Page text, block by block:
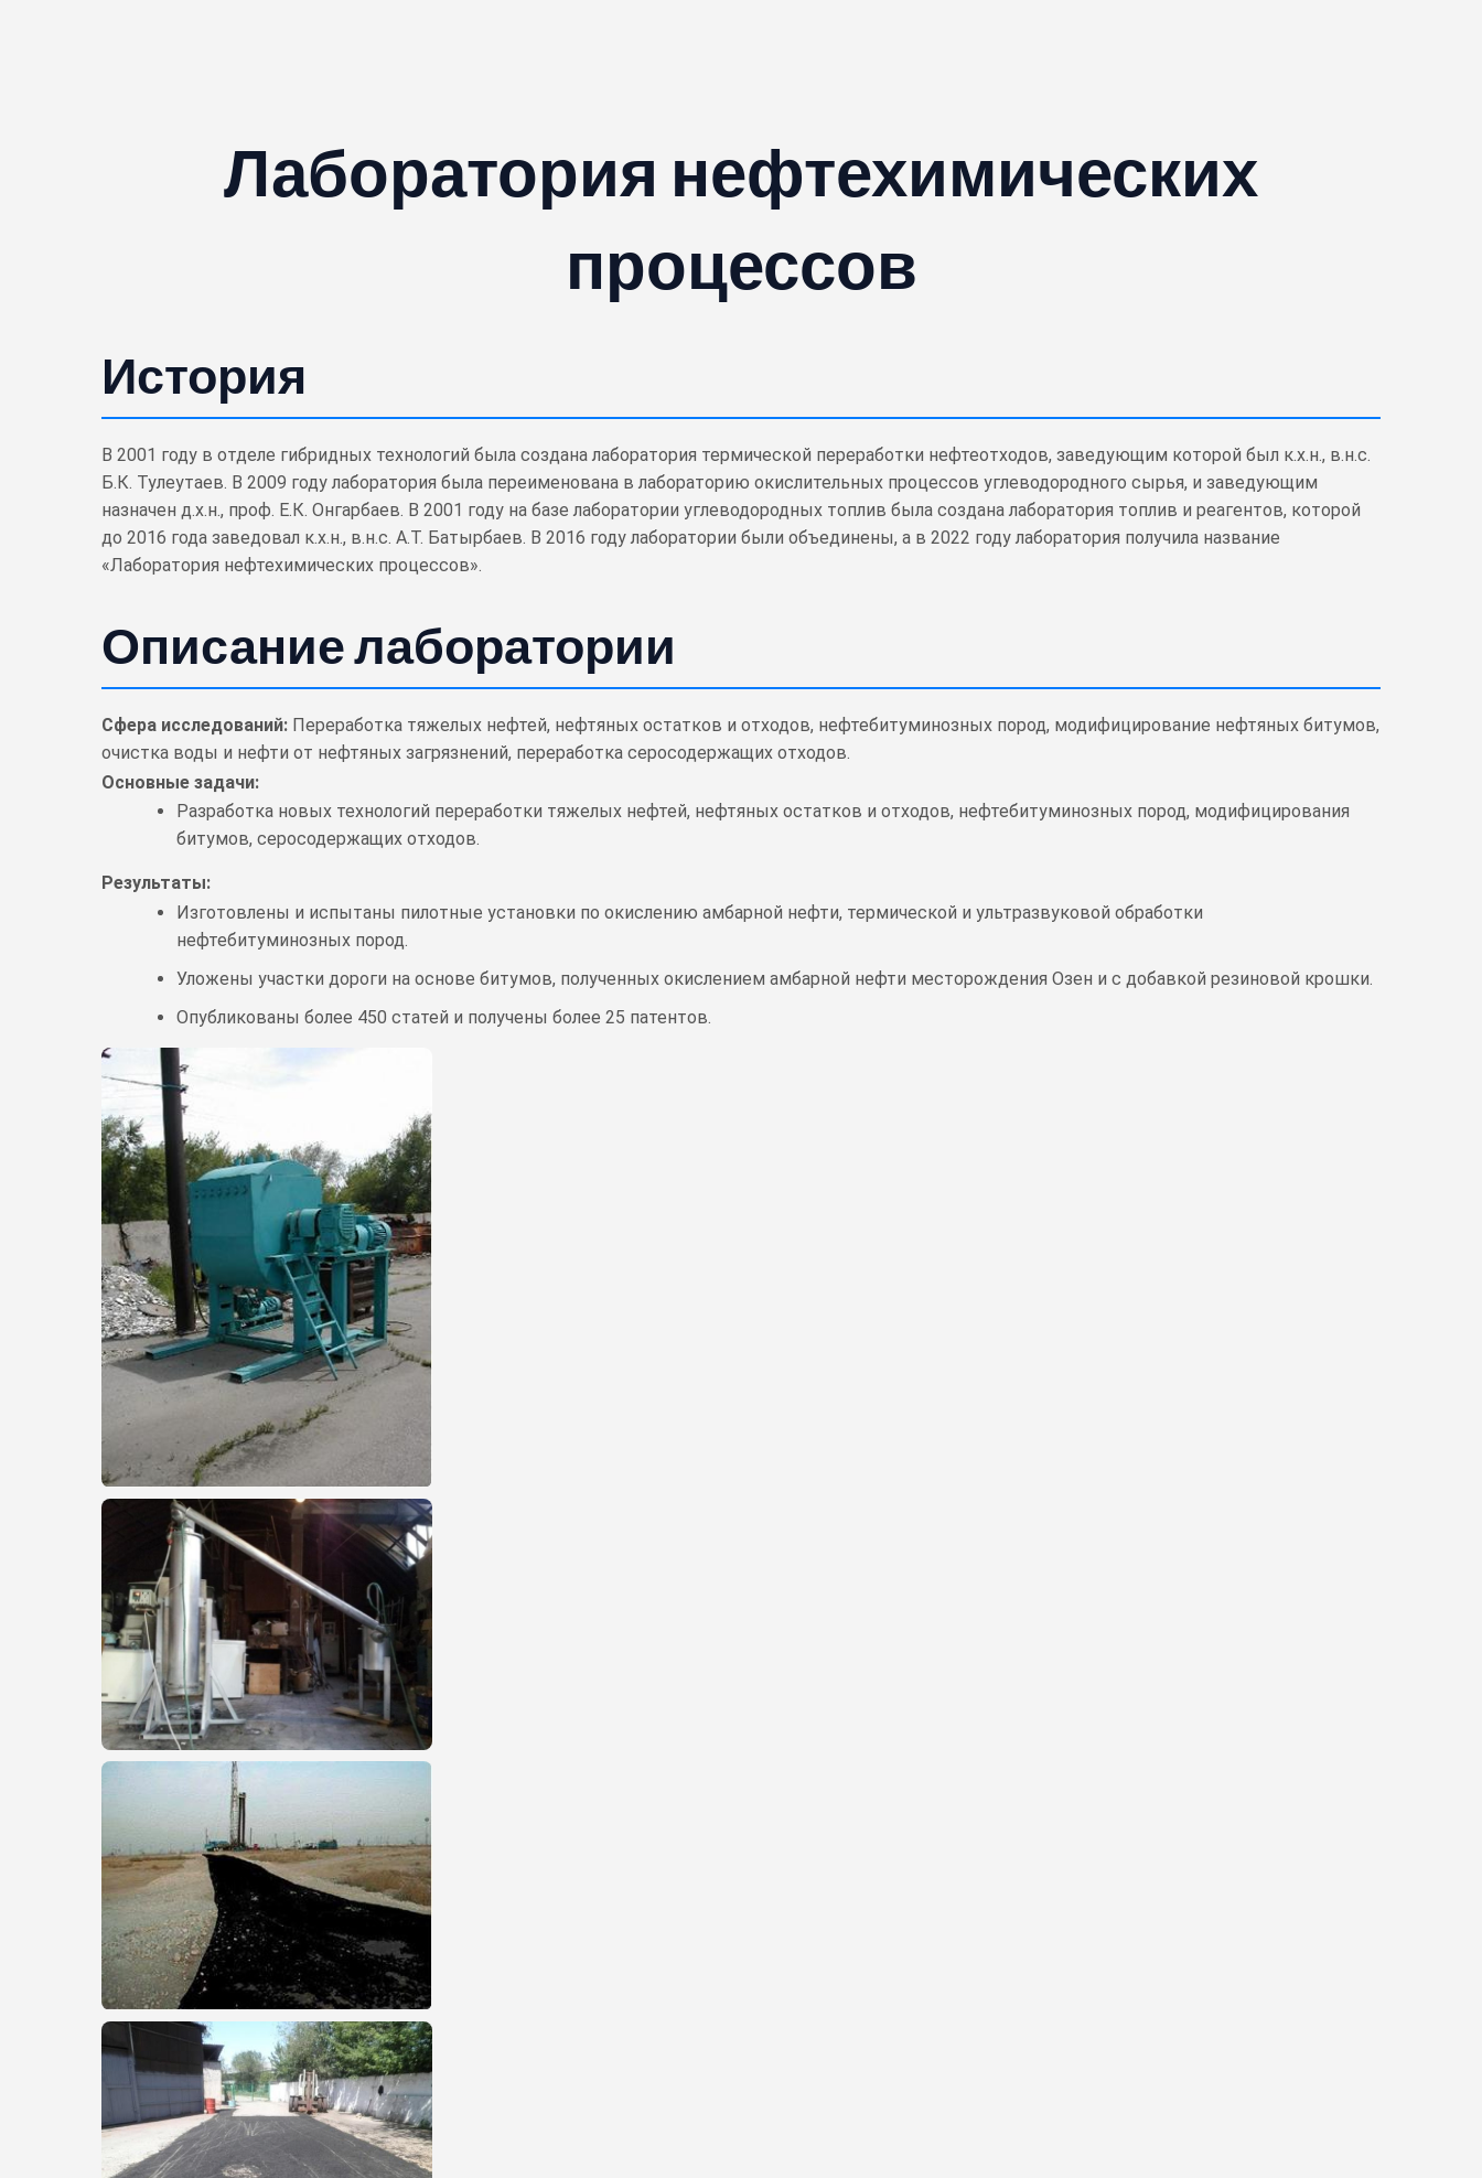
Лаборатория нефтехимических
процессов
История
В 2001 году в отделе гибридных технологий была создана лаборатория термической переработки нефтеотходов, заведующим которой был к.х.н., в.н.с.
Б.К. Тулеутаев. В 2009 году лаборатория была переименована в лабораторию окислительных процессов углеводородного сырья, и заведующим
назначен д.х.н., проф. Е.К. Онгарбаев. В 2001 году на базе лаборатории углеводородных топлив была создана лаборатория топлив и реагентов, которой
до 2016 года заведовал к.х.н., в.н.с. А.Т. Батырбаев. В 2016 году лаборатории были объединены, а в 2022 году лаборатория получила название
«Лаборатория нефтехимических процессов».
Описание лаборатории
Сфера исследований: Переработка тяжелых нефтей, нефтяных остатков и отходов, нефтебитуминозных пород, модифицирование нефтяных битумов,
очистка воды и нефти от нефтяных загрязнений, переработка серосодержащих отходов.
Основные задачи:
Разработка новых технологий переработки тяжелых нефтей, нефтяных остатков и отходов, нефтебитуминозных пород, модифицирования
битумов, серосодержащих отходов.
Результаты:
Изготовлены и испытаны пилотные установки по окислению амбарной нефти, термической и ультразвуковой обработки
нефтебитуминозных пород.
Уложены участки дороги на основе битумов, полученных окислением амбарной нефти месторождения Озен и с добавкой резиновой крошки.
Опубликованы более 450 статей и получены более 25 патентов.